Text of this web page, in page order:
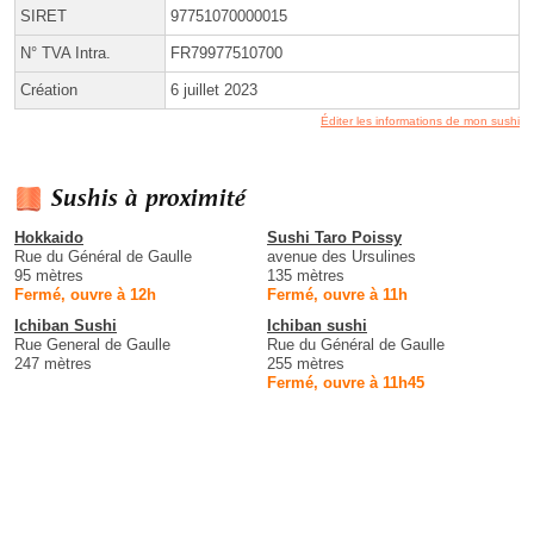
SIRET 97751070000015
N° TVA Intra. FR79977510700
Création 6 juillet 2023
Éditer les informations de mon sushi
Sushis à proximité
Hokkaido
Rue du Général de Gaulle
95 mètres
Fermé, ouvre à 12h
Sushi Taro Poissy
avenue des Ursulines
135 mètres
Fermé, ouvre à 11h
Ichiban Sushi
Rue General de Gaulle
247 mètres
Ichiban sushi
Rue du Général de Gaulle
255 mètres
Fermé, ouvre à 11h45